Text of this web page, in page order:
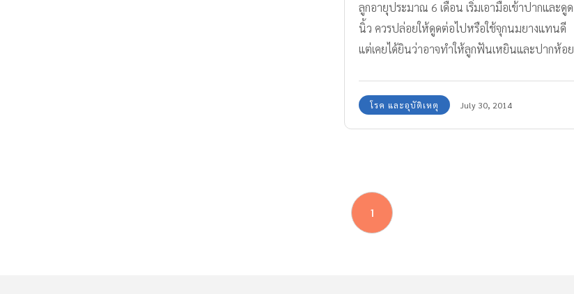
ลูกอายุประมาณ 6 เดือน เริ่มเอามือเข้าปากและดูด
นิ้ว ควรปล่อยให้ดูดต่อไปหรือใช้จุกนมยางแทนดี
แต่เคยได้ยินว่าอาจทำให้ลูกฟันเหยินและปากห้อย
โรค และอุบัติเหตุ July 30, 2014
1